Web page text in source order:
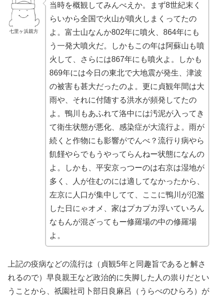
七里ヶ浜親方
当時を概観してみんべえか。まず8世紀末く
らいから全国で火山が噴火しまくってたの
よ。富士山なんか802年に噴火、864年にも
う一発大噴火だ。しかもこの年は阿蘇山も噴
火して、さらには867年にも噴火よ。しかも
869年には今日の東北で大地震が発生、津波
の被害も甚大だったのよ。更に貞観年間は大
雨や、それに付随する洪水が頻発してたの
よ。鴨川もあふれて洛中には汚泥が入ってき
て衛生状態が悪化、感染症が大流行よ。雨が
続くと作物にも影響がでんべ？流行り病やら
飢饉やらでもうやってらんねー状態になんの
よ。しかも、平安京っつーのは右京は湿地が
多く、人が住むのには適してなかったから、
左京に人口が集中してて、ここに鴨川が氾濫
した日にゃオメ、家はプカプカ浮いていろん
なもんが混ざってもー修羅場の中の修羅場
よ。
上記の疫病などの流行は（貞観5年と同趣旨であると解さ
れるので）早良親王など政治的に失脚した人の祟りだとい
うことから、祇園社司卜部日良麻呂（うらべのひらろ）が